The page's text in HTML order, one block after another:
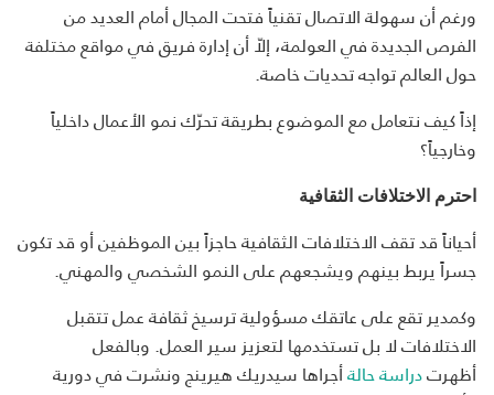
ورغم أن سهولة الاتصال تقنياً فتحت المجال أمام العديد من
الفرص الجديدة في العولمة، إلاّ أن إدارة فريق في مواقع مختلفة
حول العالم تواجه تحديات خاصة.
إذاً كيف نتعامل مع الموضوع بطريقة تحرّك نمو الأعمال داخلياً
وخارجياً؟
احترم الاختلافات الثقافية
أحياناً قد تقف الاختلافاتالثقافية حاجزاً بين الموظفين أو قد تكون
جسراً يربط بينهم ويشجعهم على النمو الشخصي والمهني.
وكمدير تقع على عاتقك مسؤولية ترسيخ ثقافة عمل تتقبل
الاختلافاتلا بل تستخدمها لتعزيز سير العمل. وبالفعل
أظهرتدراسة حالةأجراها سيدريك هيرينج ونشرت في دورية